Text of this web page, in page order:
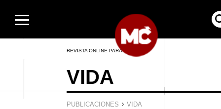
REVISTA ONLINE PARA HOMBRES
VIDA
PUBLICACIONES › VIDA